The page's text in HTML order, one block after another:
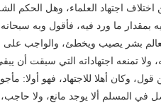
اجتهاد العلماء، وهل الحكم
بمقدار ما ورد فيه، فأقول وبه
فالعالم بشر يصيب ويخطئ، والواجب
ولا تمنعه اجتهاداته التي سبقت أن
قول، وكان أهلا للاجتهاد، فهو أولا:
المسلم ألا يوجد مانع، ولا